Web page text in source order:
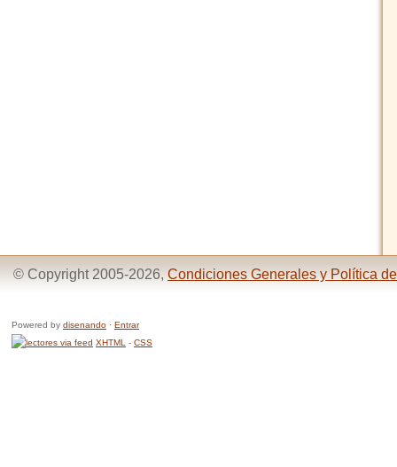
© Copyright 2005-2026, Condiciones Generales y Política
Powered by disenando · Entrar
XHTML
- CSS